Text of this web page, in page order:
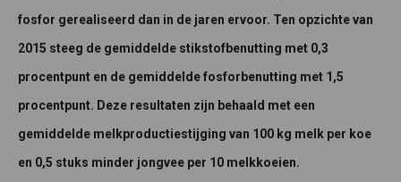
fosfor gerealiseerd dan in de jaren ervoor. Ten opzichte van
2015 steeg de gemiddelde stikstofbenutting met 0,3
procentpunt en de gemiddelde fosforbenutting met 1,5
procentpunt. Deze resultaten zijn behaald met een
gemiddelde melkproductiestijging van 100 kg melk per koe
en 0,5 stuks minder jongvee per 10 melkkoeien.